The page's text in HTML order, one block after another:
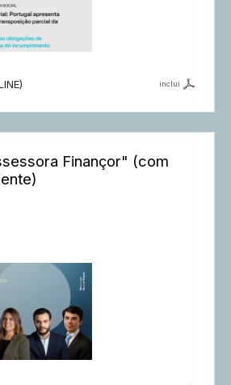
inclui
Finançor" (com